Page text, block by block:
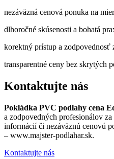
nezáväzná cenová ponuka na
dlhoročné skúsenosti a bohatá
korektný prístup a zodpovednosť
transparentné ceny bez skrytých
Kontaktujte nás
Pokládka PVC podlahy cena
a zodpovedných profesionálov
informácií či nezáväznú cenovú
– www.majster-podlahar.sk.
Kontaktujte nás